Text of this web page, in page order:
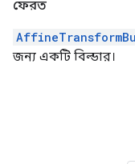
ফেরত
জন্য একটি বিল্ডার।